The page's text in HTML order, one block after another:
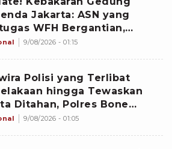
Jakarta: ASN yang
WFH Bergantian,
Pastikan Layanan Tetap
9/08/2026 - 01:15
Polisi yang Terlibat
hingga Tewaskan
Ditahan, Polres Bone
Dugaan Rem Blong
9/08/2026 - 01:05